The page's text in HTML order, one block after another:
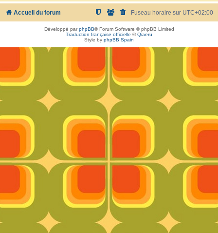
Accueil du forum Fuseau horaire sur UTC+02:00
Développé parphpBB® Forum Software © phpBB Limited
Traduction française officielle ©Qiaeru
Style by phpBB Spain